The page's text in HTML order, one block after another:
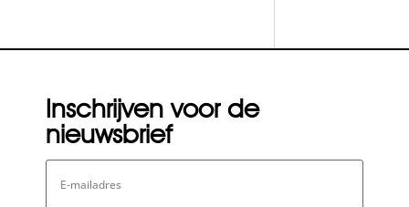
Inschrijven voor de
nieuwsbrief
E-
mailadres